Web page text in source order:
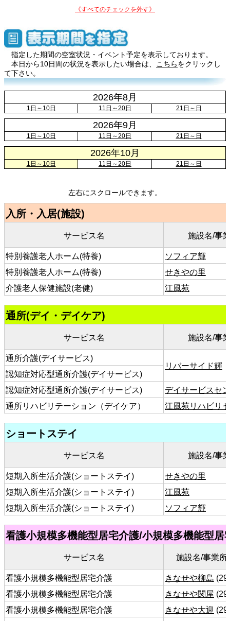
《すべてのチェックを外す》
指定した期間の空室状況・イベント予定を表示しております。
本日から10日間の状況を表示したい場合は、
こちらをクリックし
て下さい。
2026年8月
1日～10日 11日～20日 21日～日
2026年9月
1日～10日 11日～20日 21日～日
2026年10月
1日～10日 11日～20日 21日～日
左右にスクロールできます。
入所・入居(施設)
サービス名 施設名/事
特別養護老人ホーム(特養)
ソフィア輝
特別養護老人ホーム(特養)
せきやの里
介護老人保健施設(老健)
江風苑
通所(デイ・デイケア)
サービス名 施設名/事
通所介護(デイサービス)
リバーサイド輝
認知症対応型通所介護(デイサービス)
認知症対応型通所介護(デイサービス)
デイサービスセ
通所リハビリテーション（デイケア）
江風苑リハビリ
ショートステイ
サービス名 施設名/事
短期入所生活介護(ショートステイ)
せきやの里
短期入所生活介護(ショートステイ)
江風苑
短期入所生活介護(ショートステイ)
ソフィア輝
看護小規模多機能型居宅介護/小規模多機能型居
サービス名 施設名/事業所
看護小規模多機能型居宅介護 きなせや柳島 (29
看護小規模多機能型居宅介護
きなせや関屋 (29
看護小規模多機能型居宅介護
きなせや大迎 (29